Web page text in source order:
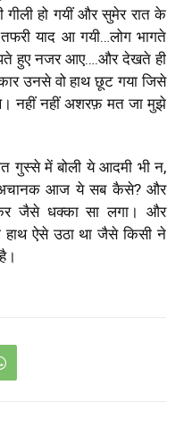
हो गयीं और सुमेर रात के
याद आ गयी…लोग भागते
हुए नजर आए….और देखते ही
उनसे वो हाथ छूट गया जिसे
नहीं नहीं अशरफ़ मत जा मुझे
गुस्से में बोली ये आदमी भी न,
अचानक आज ये सब कैसे? और
जैसे धक्का सा लगा। और
ऐसे उठा था जैसे किसी ने